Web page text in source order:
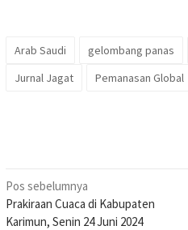
Arab Saudi gelombang panas
Jurnal Jagat
Pemanasan Global
Navigasi
pos
Pos sebelumnya
Prakiraan Cuaca di Kabupaten
Karimun, Senin 24 Juni 2024